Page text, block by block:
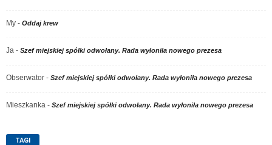
My - Oddaj krew
Ja - Szef miejskiej spółki odwołany. Rada wyłoniła nowego prezesa
Obserwator - Szef miejskiej spółki odwołany. Rada wyłoniła nowego prezesa
Mieszkanka - Szef miejskiej spółki odwołany. Rada wyłoniła nowego prezesa
TAGI